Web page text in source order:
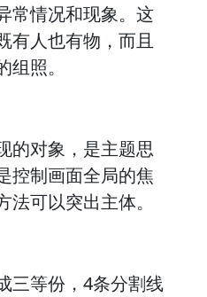
常情况和现象。这
有人也有物，而且
照。
的对象，是主题思
控制画面全局的焦
可以突出主体。
三等份，4条分割线